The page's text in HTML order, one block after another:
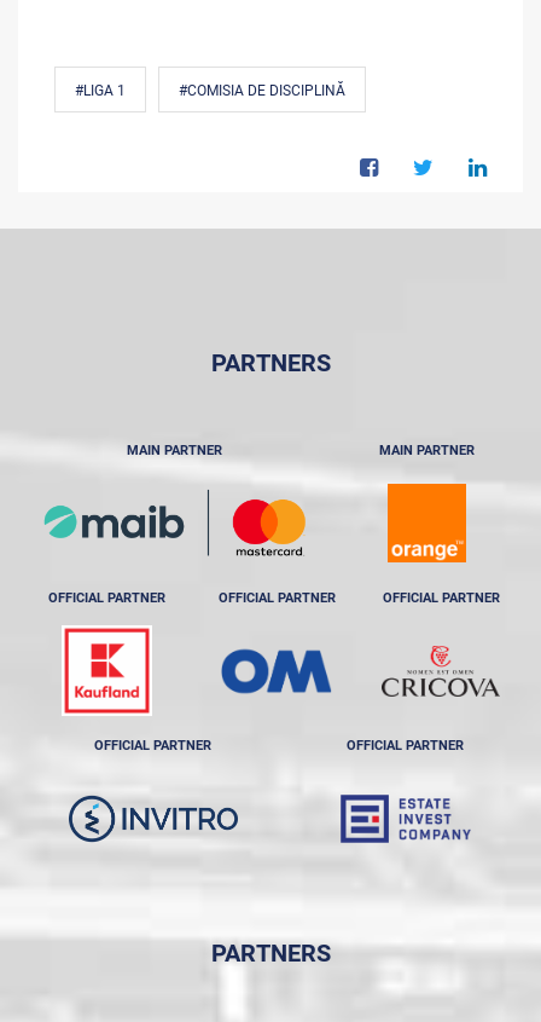
#LIGA 1 #COMISIA DE DISCIPLINĂ
PARTNERS
MAIN PARTNER MAIN PARTNER
OFFICIAL PARTNER OFFICIAL PARTNER OFFICIAL PARTNER
OFFICIAL PARTNER OFFICIAL PARTNER
PARTNERS